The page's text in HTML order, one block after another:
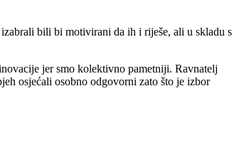
bili bi motivirani da ih i riješe, ali u skladu s
jer smo kolektivno pametniji. Ravnatelj
osjećali osobno odgovorni zato što je izbor